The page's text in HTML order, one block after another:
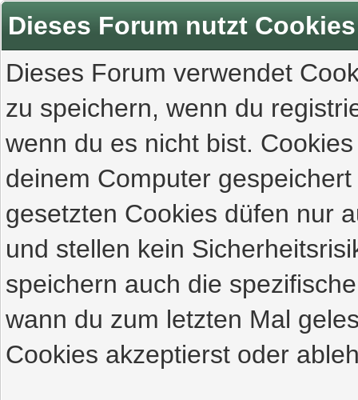
Dieses Forum nutzt Cookies
Dieses Forum verwendet
zu speichern, wenn du
wenn du es nicht bist.
deinem Computer
gesetzten Cookies düfen nur
und stellen kein
speichern auch die
wann du zum letzten Mal
Cookies akzeptierst oder